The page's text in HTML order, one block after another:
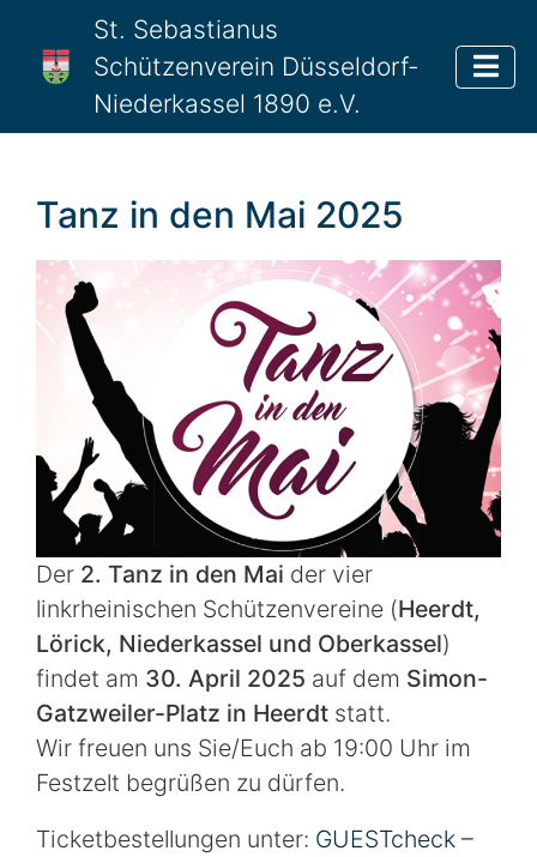
St. Sebastianus
Schützenverein Düsseldorf-
Niederkassel 1890 e.V.
Tanz in den Mai 2025
Der 2. Tanz in den Mai der vier
linkrheinischen Schützenvereine (Heerdt,
Lörick, Niederkassel und Oberkassel)
findet am 30. April 2025 auf dem Simon-
Gatzweiler-Platz in Heerdt statt.
Wir freuen uns Sie/Euch ab 19:00 Uhr im
Festzelt begrüßen zu dürfen.
Ticketbestellungen unter: GUESTcheck –